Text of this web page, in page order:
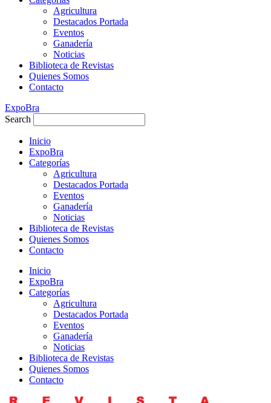
Agricultura
Destacados Portada
Eventos
Ganadería
Noticias
Biblioteca de Revistas
Quienes Somos
Contacto
ExpoBra
Search
Inicio
ExpoBra
Categorías
Agricultura
Destacados Portada
Eventos
Ganadería
Noticias
Biblioteca de Revistas
Quienes Somos
Contacto
Inicio
ExpoBra
Categorías
Agricultura
Destacados Portada
Eventos
Ganadería
Noticias
Biblioteca de Revistas
Quienes Somos
Contacto